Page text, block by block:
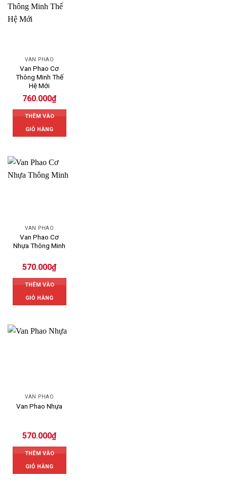
VAN PHAO
Van Phao Cơ
Thông Minh Thế
Hệ Mới
760.000₫
THÊM VÀO
GIỎ HÀNG
VAN PHAO
Van Phao Cơ
Nhựa Thông Minh
570.000₫
THÊM VÀO
GIỎ HÀNG
VAN PHAO
Van Phao Nhựa
570.000₫
THÊM VÀO
GIỎ HÀNG